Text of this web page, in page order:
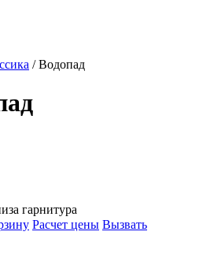
/ Водопад
гарнитура
Расчет цены Вызвать